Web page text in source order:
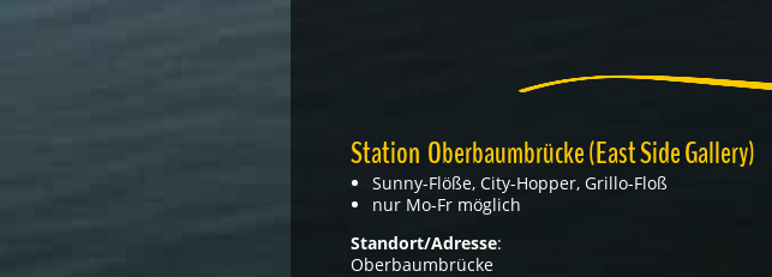
Station Oberbaumbrücke (East Side Gallery)
Sunny-Flöße, City-Hopper, Grillo-Floß
nur Mo-Fr möglich
Standort/Adresse:
Oberbaumbrücke